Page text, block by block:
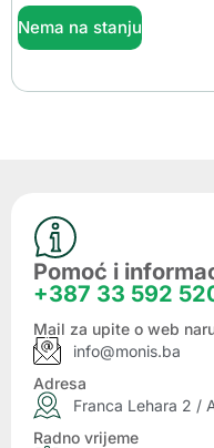
Nema na stanju
Pomoć i
+387 33 592
Mail za upite o web
info@monis.ba
Adresa
Franca Lehara 2 /
Radno vrijeme